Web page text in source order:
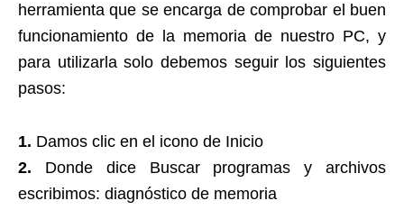
herramienta que se encarga de comprobar el buen
funcionamiento de la memoria de nuestro PC, y
para utilizarla solo debemos seguir los siguientes
pasos:
1. Damos clic en el icono de Inicio
2. Donde dice Buscar programas y archivos
escribimos: diagnóstico de memoria